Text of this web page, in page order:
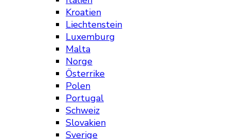
Kroatien
Liechtenstein
Luxemburg
Malta
Norge
Österrike
Polen
Portugal
Schweiz
Slovakien
Sverige